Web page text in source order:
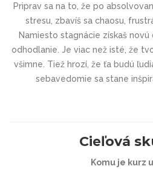
Priprav sa na to, že po
stresu, zbavíš sa chaosu,
Namiesto stagnácie získaš
odhodlanie. Je viac než isté, že
všimne. Tiež hrozí, že ťa budú
sebavedomie sa stane
Cieľová
Komu je kurz